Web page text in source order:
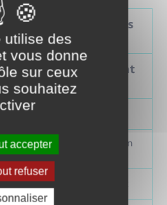
des élections
vote
Précédent
2024
2026
Mars et juin
2027
utilise des
vous donne
sur ceux
souhaitez
accepter
refuser